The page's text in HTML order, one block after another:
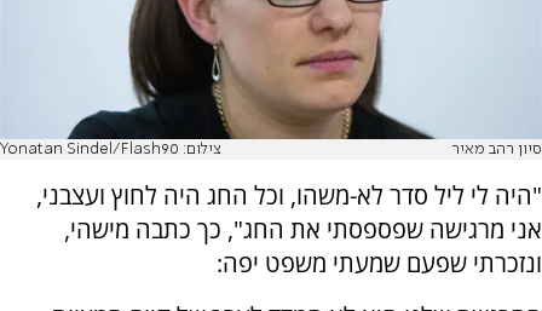
סיון רהב מאיר צילום: Yonatan Sindel/Flash90
"היה לי ליל סדר לא-משהו, וכל החג היה לחוץ ועצבני,
אני מרגישה שפספסתי את החג", כך כתבה מישהי,
ונזכרתי שפעם שמעתי משפט יפה: